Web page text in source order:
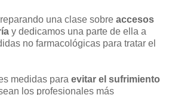
una clase sobre accesos
y dedicamos una parte de ella a
no farmacológicas para tratar el
medidas para evitar el sufrimiento
los profesionales más